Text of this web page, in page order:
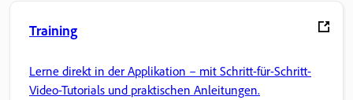
Training
Lerne direkt in der Applikation – mit Schritt-für-Schritt-
Video-Tutorials und praktischen Anleitungen.